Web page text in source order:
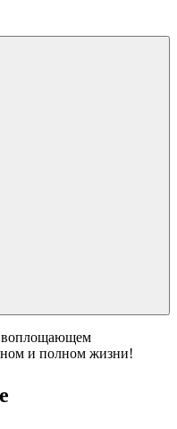
воплощающем
и полном жизни!